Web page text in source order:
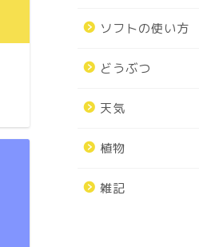
ソフトの使い方
どうぶつ
天気
植物
雑記